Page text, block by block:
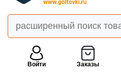
Войти Заказы